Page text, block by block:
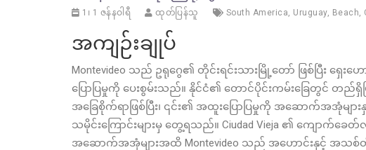
1၊ 1 ဇန်နဝါရီ ထုတ်ပြန်သူ South America Uruguay, Beach
အကျဉ်းချုပ်
Montevideo သည် ဥရုဂွေ၏ တိုင်းရင်းသားမြို့တော် ဖြစ်ပြီး
ပြောပြမှုကို ပေးစွမ်းသည်။ နိုင်ငံ၏ တောင်ပိုင်းကမ်းခြေတွင် တည်
အခြေစိုက်ရာဖြစ်ပြီး၊ ၎င်း၏ အထူးပြောပြမှုကို အဆောက်အအုံမျာ
သမိုင်းကြောင်းများမှ တွေ့ရသည်။ Ciudad Vieja ၏ ကျောက်ခေတ်
အဆောက်အအုံများအထိ Montevideo သည် အဟောင်းနှင့် အသစ်တို့